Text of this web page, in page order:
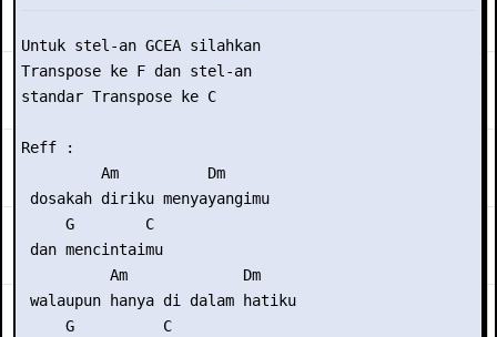
Untuk stel-an GCEA silahkan
Transpose ke F dan stel-an
standar Transpose ke C
Reff :
         Am          Dm
dosakah diriku menyayangimu
     G        C
dan mencintaimu
          Am             Dm
walaupun hanya di dalam hatiku
     G          C